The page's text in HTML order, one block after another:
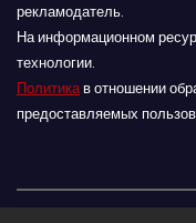
рекламодатель.
На информационном
технологии.
Политикав отношении
предоставляемых